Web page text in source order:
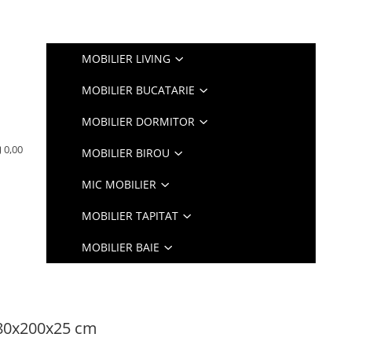
0,00
MOBILIER LIVING
MOBILIER BUCATARIE
MOBILIER DORMITOR
MOBILIER BIROU
MIC MOBILIER
MOBILIER TAPITAT
MOBILIER BAIE
cm